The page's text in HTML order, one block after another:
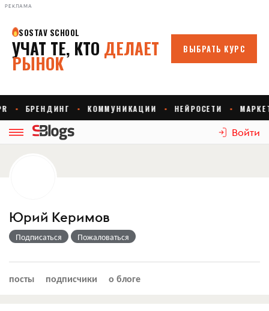
РЕКЛАМА
Войти
Юрий Керимов
Подписаться Пожаловаться
посты подписчики о блоге